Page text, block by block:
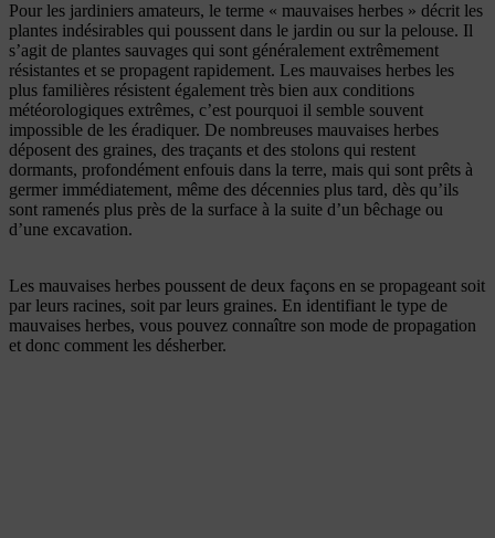
Pour les jardiniers amateurs, le terme « mauvaises herbes » décrit les
plantes indésirables qui poussent dans le jardin ou sur la pelouse. Il
s’agit de plantes sauvages qui sont généralement extrêmement
résistantes et se propagent rapidement. Les mauvaises herbes les
plus familières résistent également très bien aux conditions
météorologiques extrêmes, c’est pourquoi il semble souvent
impossible de les éradiquer. De nombreuses mauvaises herbes
déposent des graines, des traçants et des stolons qui restent
dormants, profondément enfouis dans la terre, mais qui sont prêts à
germer immédiatement, même des décennies plus tard, dès qu’ils
sont ramenés plus près de la surface à la suite d’un bêchage ou
d’une excavation.
Les mauvaises herbes poussent de deux façons en se propageant soit
par leurs racines, soit par leurs graines. En identifiant le type de
mauvaises herbes, vous pouvez connaître son mode de propagation
et donc comment les désherber.